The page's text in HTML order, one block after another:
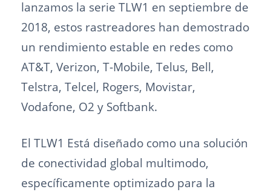
lanzamos la serie TLW1 en septiembre de
2018, estos rastreadores han demostrado
un rendimiento estable en redes como
AT&T, Verizon, T-Mobile, Telus, Bell,
Telstra, Telcel, Rogers, Movistar,
Vodafone, O2 y Softbank.
El TLW1 Está diseñado como una solución
de conectividad global multimodo,
específicamente optimizado para la